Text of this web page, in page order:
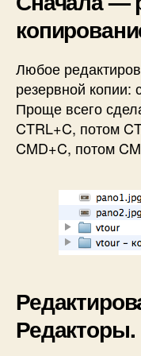
Любое
резервной копии:
Проще всего
CTRL+C, потом
CMD+C, потом
Редакторы.